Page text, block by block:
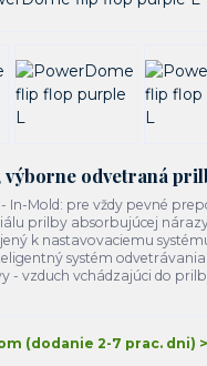
odvetraná
In-Mold: pre vždy pevné
prilby absorbujúcej nárazy
k nastavovaciemu
systém
vzduch vchádzajúci do
(dodanie 2-7 prac. dni)